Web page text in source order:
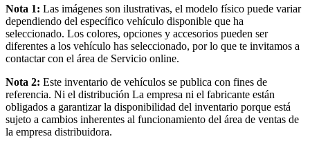
Nota 1: Las imágenes son ilustrativas, el modelo físico puede variar
dependiendo del específico vehículo disponible que ha
seleccionado. Los colores, opciones y accesorios pueden ser
diferentes a los vehículo has seleccionado, por lo que te invitamos a
contactar con el área de Servicio online.
Nota 2: Este inventario de vehículos se publica con fines de
referencia. Ni el distribución La empresa ni el fabricante están
obligados a garantizar la disponibilidad del inventario porque está
sujeto a cambios inherentes al funcionamiento del área de ventas de
la empresa distribuidora.